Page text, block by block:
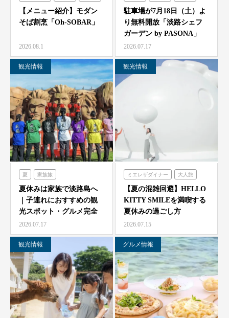
【メニュー紹介】モダン
そば割烹「Oh-SOBAR」
2026.08.1
シェフガーデン
駐車場が7月18日（土）よ
り無料開放「淡路シェフ
ガーデン by PASONA」
「Ladyb…
2026.07.17
観光情報
夏 家族旅
農家レストラン「陽・燦燦」
シェフガーデン
ニジゲンノモリ
夏休みは家族で淡路島へ
｜子連れにおすすめの観
光スポット・グルメ完全
ガイド
2026.07.17
観光情報
ミエレザダイナー 大人旅
家族旅 食べる 体験する
ハローキティスマイル
【夏の混雑回避】HELLO
KITTY SMILEを満喫する
夏休みの過ごし方
2026.07.15
観光情報 グルメ情報